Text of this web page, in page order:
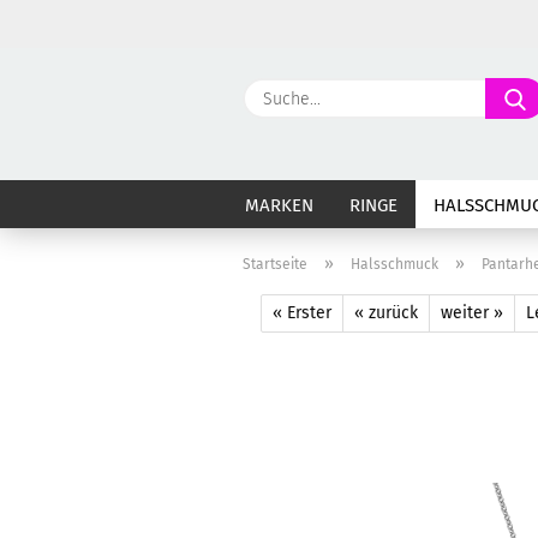
MARKEN RINGE
Startseite » Halsschmuck »
« Erster « zurück weiter »